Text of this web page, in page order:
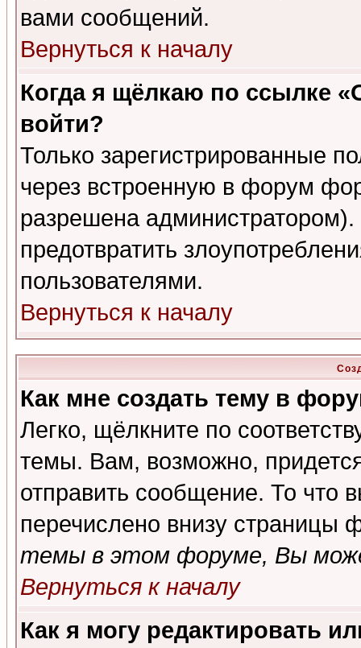
вами сообщений.
Вернуться к началу
Когда я щёлкаю по ссылке
войти?
Только зарегистрированные
через встроенную в форум
разрешена
предотвратить
пользователями.
Вернуться к началу
Как мне создать тему в
Легко, щёлкните по
темы. Вам, возможно,
отправить сообщение. То что
перечислено внизу страницы
темы в этом форуме, Вы
Вернуться к началу
Как я могу редактировать